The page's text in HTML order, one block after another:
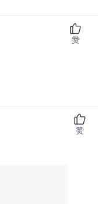
赞
赞